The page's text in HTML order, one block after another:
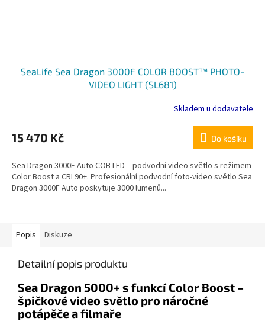
SeaLife Sea Dragon 3000F COLOR BOOST™ PHOTO-
VIDEO LIGHT (SL681)
Skladem u dodavatele
15 470 Kč Do košíku
Sea Dragon 3000F Auto COB LED – podvodní video světlo s režimem
Color Boost a CRI 90+. Profesionální podvodní foto-video světlo Sea
Dragon 3000F Auto poskytuje 3000 lumenů...
Popis Diskuze
Detailní popis produktu
Sea Dragon 5000+ s funkcí Color Boost –
špičkové video světlo pro náročné
potápěče a filmaře